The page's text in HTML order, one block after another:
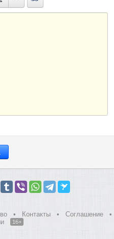
• Контакты • Соглашение
•
16+